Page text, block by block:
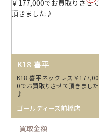
K18 喜平
K18 喜平ネックレス￥177,00
0でお買取りさせて頂きました
♪
ゴールディーズ前橋店
買取金額